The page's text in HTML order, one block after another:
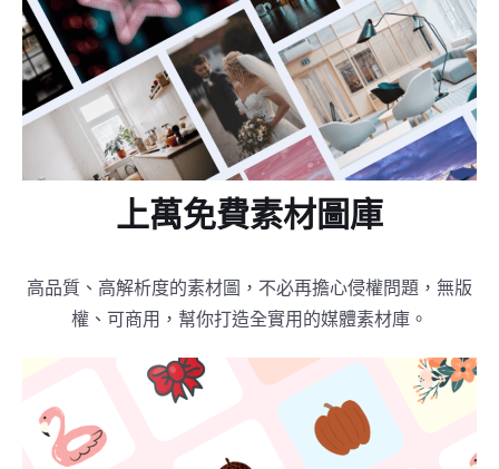
上萬免費素材圖庫
高品質、高解析度的素材圖，不必再擔心侵權問題，無版
權、可商用，幫你打造全實用的媒體素材庫。